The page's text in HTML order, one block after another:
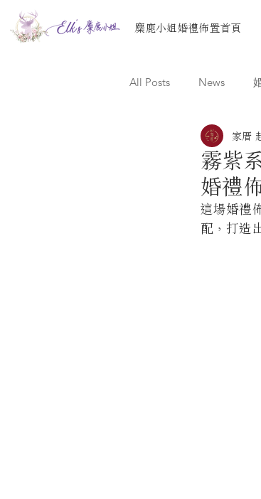
麋鹿小姐婚禮佈置首頁
All Posts News
霧紫
婚禮
家厝
這場婚禮
配，打造